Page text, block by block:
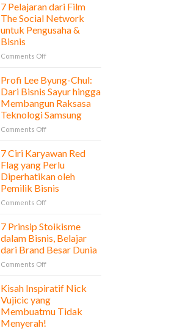
7 Pelajaran dari Film
The Social Network
untuk Pengusaha &
Bisnis
Comments Offon
Pelajaran
dari
Film
The
Social
Network
Pengusaha
&
Bisnis
Profi Lee Byung-Chul:
Dari Bisnis Sayur hingga
Membangun Raksasa
Teknologi Samsung
Comments Offon
Chul:
Dari
Bisnis
Sayur
Membangun
Raksasa
Teknologi
Samsung
7 Ciri Karyawan Red
Flag yang Perlu
Diperhatikan oleh
Pemilik Bisnis
Comments Offon
Ciri
Red
Flag
yang
Diperhatikan
Pemilik
Bisnis
7 Prinsip Stoikisme
dalam Bisnis, Belajar
dari Brand Besar Dunia
Comments Offon
Prinsip
dalam
Bisnis,
Belajar
Kisah Inspiratif Nick
Vujicic yang
Membuatmu Tidak
Menyerah!